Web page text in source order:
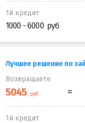
1й кредит
1000 - 6000
Лучшее решение по
Возвращаете
1й кредит